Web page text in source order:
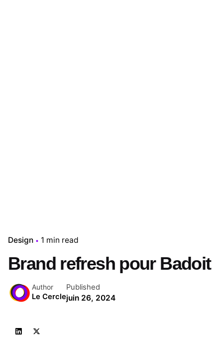
Design 1 min read
Brand refresh pour Badoit
Author
Le Cercle
Published
juin 26, 2024